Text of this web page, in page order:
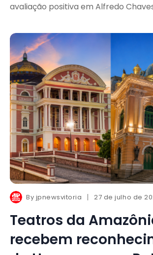
avaliação positiva em Alfredo
By jpnewsvitoria 27 de julho de
Teatros da
recebem